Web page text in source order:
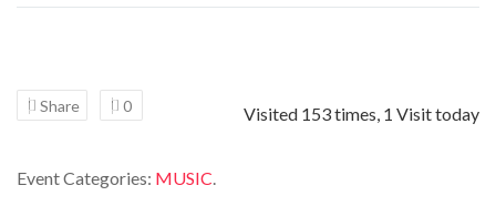
Share 0 Visited 153 times, 1 Visit today
Event Categories: MUSIC.